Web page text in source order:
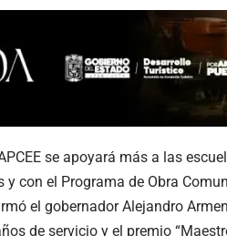
se apoyará más a las
con el Programa de Obra
el gobernador Alejandro
de servicio y el premio